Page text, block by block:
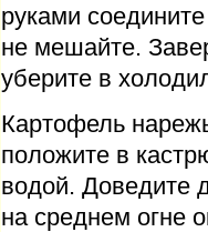
руками
не мешайте.
уберите в
Картофель
положите в
водой. Доведите
на среднем огне